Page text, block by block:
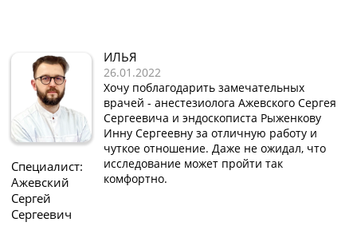
Специалист:
Ажевский
Сергей
Сергеевич
ИЛЬЯ
26.01.2022
Хочу поблагодарить замечательных
врачей - анестезиолога Ажевского Сергея
Сергеевича и эндоскописта Рыженкову
Инну Сергеевну за отличную работу и
чуткое отношение. Даже не ожидал, что
исследование может пройти так
комфортно.